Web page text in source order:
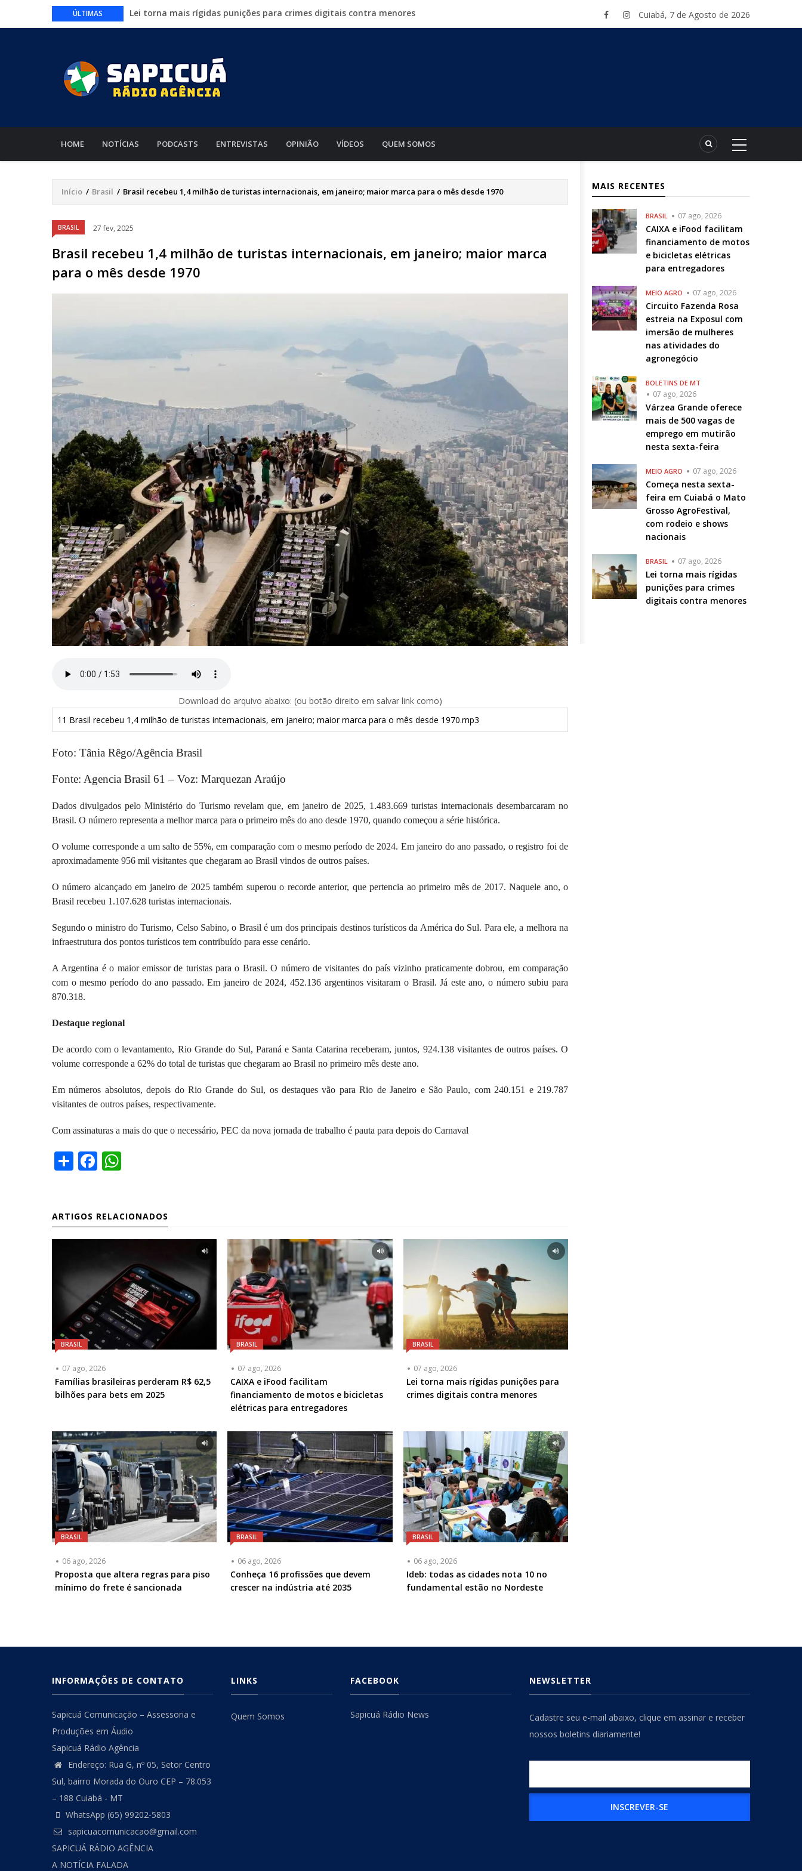
ÚLTIMAS
Lei torna mais rígidas punições para crimes digitais contra menores
CAIXA e iFood facilitam financiamento de motos e bicicletas elétricas para entregadores
Várzea Grande oferece mais de 500 vagas de emprego em mutirão nesta sexta-feira
Começa nesta sexta-feira em Cuiabá o Mato Grosso AgroFestival, com rodeio e shows
nacionais
Cuiabá, 7 de Agosto de 2026
MAIN
NAVIGATION
HOME NOTÍCIAS PODCASTS ENTREVISTAS OPINIÃO VÍDEOS QUEM SOMOS
Trilha
de
navegação
Início / Brasil / Brasil recebeu 1,4 milhão de turistas internacionais, em janeiro; maior marca para o mês desde 1970
BRASIL 27 fev, 2025
Brasil recebeu 1,4 milhão de turistas internacionais, em janeiro; maior marca
para o mês desde 1970
Áudio
Download do arquivo abaixo: (ou botão direito em salvar link como)
11 Brasil recebeu 1,4 milhão de turistas internacionais, em janeiro; maior marca para o mês desde 1970.mp3
Foto: Tânia Rêgo/Agência Brasil
Fonte: Agencia Brasil 61 – Voz: Marquezan Araújo
Dados divulgados pelo Ministério do Turismo revelam que, em janeiro de 2025, 1.483.669 turistas internacionais desembarcaram no
Brasil. O número representa a melhor marca para o primeiro mês do ano desde 1970, quando começou a série histórica.
O volume corresponde a um salto de 55%, em comparação com o mesmo período de 2024. Em janeiro do ano passado, o registro foi de
aproximadamente 956 mil visitantes que chegaram ao Brasil vindos de outros países.
O número alcançado em janeiro de 2025 também superou o recorde anterior, que pertencia ao primeiro mês de 2017. Naquele ano, o
Brasil recebeu 1.107.628 turistas internacionais.
Segundo o ministro do Turismo, Celso Sabino, o Brasil é um dos principais destinos turísticos da América do Sul. Para ele, a melhora na
infraestrutura dos pontos turísticos tem contribuído para esse cenário.
A Argentina é o maior emissor de turistas para o Brasil. O número de visitantes do país vizinho praticamente dobrou, em comparação
com o mesmo período do ano passado. Em janeiro de 2024, 452.136 argentinos visitaram o Brasil. Já este ano, o número subiu para
870.318.
Destaque regional
De acordo com o levantamento, Rio Grande do Sul, Paraná e Santa Catarina receberam, juntos, 924.138 visitantes de outros países. O
volume corresponde a 62% do total de turistas que chegaram ao Brasil no primeiro mês deste ano.
Em números absolutos, depois do Rio Grande do Sul, os destaques vão para Rio de Janeiro e São Paulo, com 240.151 e 219.787
visitantes de outros países, respectivamente.
Com assinaturas a mais do que o necessário, PEC da nova jornada de trabalho é pauta para depois do Carnaval
ShareFacebook
ARTIGOS RELACIONADOS
BRASIL
07 ago, 2026
Famílias brasileiras perderam R$ 62,5
bilhões para bets em 2025
BRASIL
07 ago, 2026
CAIXA e iFood facilitam
financiamento de motos e bicicletas
elétricas para entregadores
BRASIL
07 ago, 2026
Lei torna mais rígidas punições para
crimes digitais contra menores
BRASIL
06 ago, 2026
Proposta que altera regras para piso
mínimo do frete é sancionada
BRASIL
06 ago, 2026
Conheça 16 profissões que devem
crescer na indústria até 2035
BRASIL
06 ago, 2026
Ideb: todas as cidades nota 10 no
fundamental estão no Nordeste
MAIS RECENTES
BRASIL 07 ago, 2026
CAIXA e iFood facilitam
financiamento de motos
e bicicletas elétricas
para entregadores
MEIO AGRO 07 ago, 2026
Circuito Fazenda Rosa
estreia na Exposul com
imersão de mulheres
nas atividades do
agronegócio
BOLETINS DE MT
07 ago, 2026
Várzea Grande oferece
mais de 500 vagas de
emprego em mutirão
nesta sexta-feira
MEIO AGRO 07 ago, 2026
Começa nesta sexta-
feira em Cuiabá o Mato
Grosso AgroFestival,
com rodeio e shows
nacionais
BRASIL 07 ago, 2026
Lei torna mais rígidas
punições para crimes
digitais contra menores
INFORMAÇÕES DE CONTATO
Sapicuá Comunicação – Assessoria e
Produções em Áudio
Sapicuá Rádio Agência
Endereço: Rua G, nº 05, Setor Centro
Sul, bairro Morada do Ouro CEP – 78.053
– 188 Cuiabá - MT
WhatsApp (65) 99202-5803
sapicuacomunicacao@gmail.com
SAPICUÁ RÁDIO AGÊNCIA
A NOTÍCIA FALADA
LINKS
Quem Somos
FACEBOOK
Sapicuá Rádio News
NEWSLETTER
Cadastre seu e-mail abaixo, clique em assinar e receber
nossos boletins diariamente!